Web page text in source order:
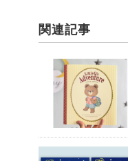
関連記事